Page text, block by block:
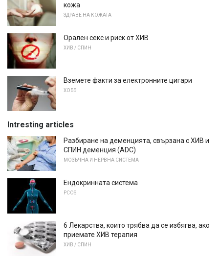
кожа
ЗДРАВЕ НА КОЖАТА
Орален секс и риск от ХИВ
ХИВ / СПИН
Вземете факти за електронните цигари
ХОББ
Intresting articles
Разбиране на деменцията, свързана с ХИВ и
СПИН деменция (ADC)
МОЗЪЧНА И НЕРВНА СИСТЕМА
Ендокринната система
PCOS
6 Лекарства, които трябва да се избягва, ако
приемате ХИВ терапия
ХИВ / СПИН